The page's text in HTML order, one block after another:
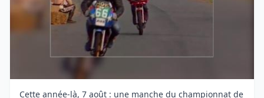
Cette année-là, 7 août : une manche du championnat de